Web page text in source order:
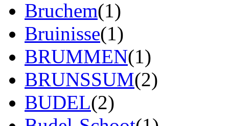
Bruchem(1)
Bruinisse(1)
BRUMMEN(1)
BRUNSSUM(2)
BUDEL(2)